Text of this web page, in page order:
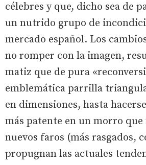
célebres y que, dicho sea de
un nutrido grupo de
mercado español. Los
no romper con la imagen,
matiz que de pura
emblemática parrilla
en dimensiones, hasta
más patente en un morro
nuevos faros (más rasgados,
propugnan las actuales